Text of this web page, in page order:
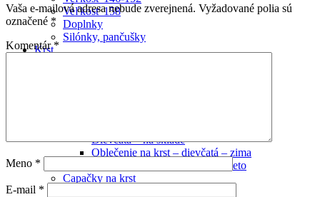
Veľkosť 158
Doplnky
Silónky, pančušky
Krst
Dievčatá – na sklade
Oblečenie na krst – dievčatá – zima
Oblečenie na krst – dievčatá – leto
Capačky na krst
Vaša e-mailová adresa nebude zverejnená. Vyžadované polia sú
označené *
Komentár*
Meno *
E-mail *